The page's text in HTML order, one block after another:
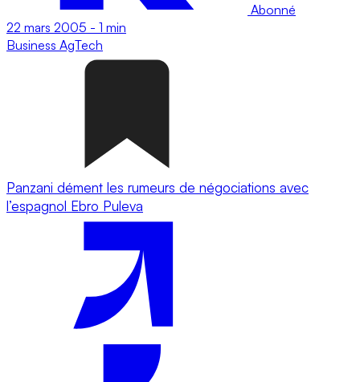
Abonné
22 mars 2005 - 1 min
Business AgTech
Panzani dément les rumeurs de négociations avec
l’espagnol Ebro Puleva